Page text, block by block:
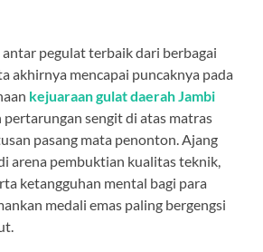
pegulat terbaik dari berbagai
akhirnya mencapai puncaknya pada
kejuaraan gulat daerah Jambi
pertarungan sengit di atas matras
pasang mata penonton. Ajang
arena pembuktian kualitas teknik,
ketangguhan mental bagi para
medali emas paling bergengsi